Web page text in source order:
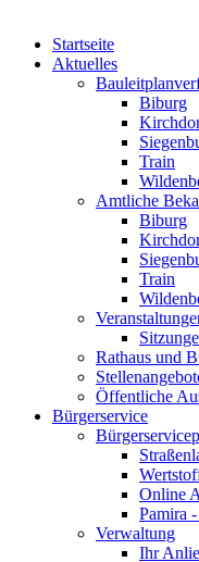
Startseite
Aktuelles
Biburg
Train
Amtliche
Biburg
Train
Rathaus und
Öffentliche
Bürgerservice
Online
Pamira
Verwaltung
Ihr